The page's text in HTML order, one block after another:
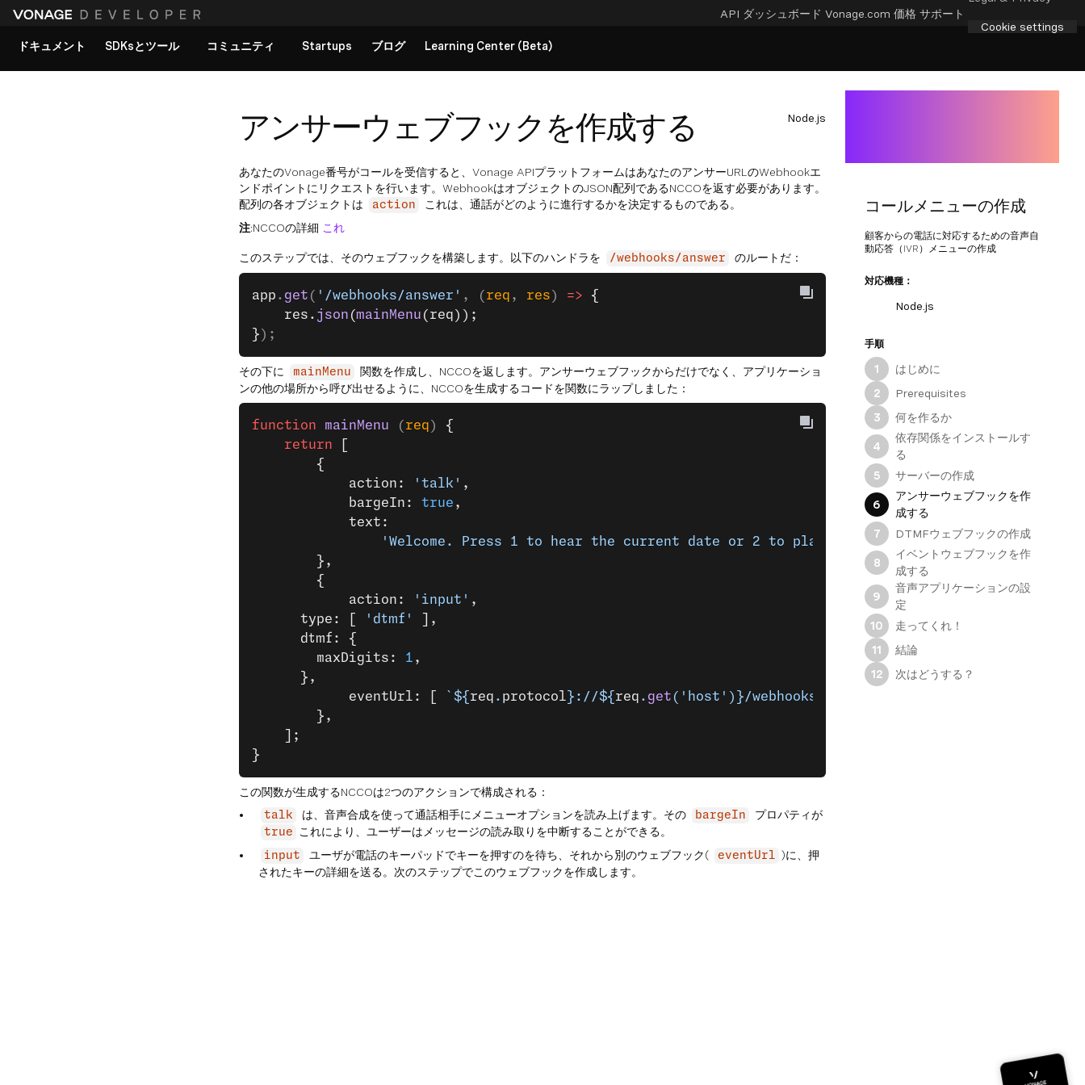
API ダッシュボード Vonage.com 価格 サポート
Cookie settings
ドキュメント
SDKsとツール コミュニティ Startups ブログ Learning Center (Beta)
Node.js
アンサーウェブフックを作成する
あなたのVonage番号がコールを受信すると、Vonage APIプラットフォームはあなたのアンサーURLのWebhookエ
ンドポイントにリクエストを行います。WebhookはオブジェクトのJSON配列であるNCCOを返す必要があります。
配列の各オブジェクトは
action
これは、通話がどのように進行するかを決定するものである。
注:NCCOの詳細 これ
このステップでは、そのウェブフックを構築します。以下のハンドラを /webhooks/answer のルートだ：
app . get ( '/webhooks/answer' , ( req , res ) => {
	res.
json (mainMenu (req));
} );
その下に mainMenu
関数を作成し、NCCOを返します。アンサーウェブフックからだけでなく、アプリケーショ
ンの他の場所から呼び出せるように、NCCOを生成するコードを関数にラップしました：
function mainMenu ( req ) {
	return
		{
			action:
'talk' ,
			bargeIn:
true ,
			text:
'Welcome. Press 1 to hear the current date or 2 to play audio. Press any other key to
		},
		{
			action:
'input' ,
      type: [
'dtmf'
],
      dtmf: {
        maxDigits:
1 ,
      },
			eventUrl: [
`${ req . protocol }://${ req . get ( 'host' ) }/webhooks/dtmf`
		},
	];
}
この関数が生成するNCCOは2つのアクションで構成される：
talk は、音声合成を使って通話相手にメニューオプションを読み上げます。その bargeIn プロパティが
true これにより、ユーザーはメッセージの読み取りを中断することができる。
input ユーザが電話のキーパッドでキーを押すのを待ち、それから別のウェブフック( eventUrl )に、押
されたキーの詳細を送る。次のステップでこのウェブフックを作成します。
コールメニューの作成
顧客からの電話に対応するための音声自
動応答（IVR）メニューの作成
対応機種：
Node.js
手順
1
はじめに
2
Prerequisites
3
何を作るか
4
依存関係をインストールす
る
5
サーバーの作成
6
アンサーウェブフックを作
成する
7
DTMFウェブフックの作成
8
イベントウェブフックを作
成する
9
音声アプリケーションの設
定
10
走ってくれ！
11
結論
12
次はどうする？